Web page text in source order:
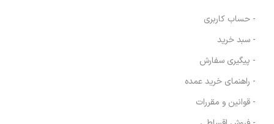
- حساب کاربری
- سبد خرید
- پیگیری سفارش
- راهنمای خرید عمده
- قوانین و مقررات